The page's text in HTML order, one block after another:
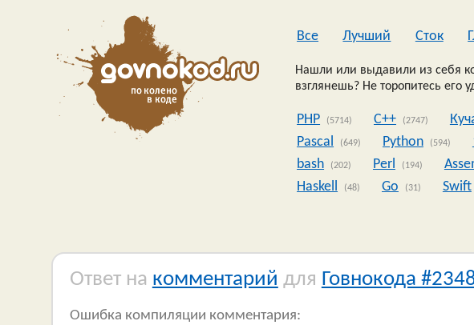
Все Лучший Сток
Нашли или выдавили из себя
взглянешь? Не торопитесь его
PHP (5714) C++ (2747)
Pascal (649) Python (594)
bash (202) Perl (194)
Haskell (48) Go (31) Swift
Ответ на комментарий для Говнокода
Ошибка компиляции комментария: